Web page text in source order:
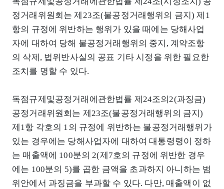
정거래위원회는 제23조(불공정거래행위의 금지) 제1
항의 규정에 위반하는 행위가 있을 때에는 당해사업
자에 대하여 당해 불공정거래행위의 중지, 계약조항
의 삭제, 법위반사실의 공표 기타 시정을 위한 필요한
조치를 명할 수 있다.
독점규제및공정거래에관한법률 제24조의2(과징금)
공정거래위원회는 제23조(불공정거래행위의 금지)
제1항 각호의 1의 규정에 위반하는 불공정거래행위가
있는 경우에는 당해사업자에 대하여 대통령령이 정하
는 매출액에 100분의 2(제7호의 규정에 위반한 경우
에는 100분의 5)를 곱한 금액을 초과하지 아니하는 범
위안에서 과징금을 부과할 수 있다. 다만, 매출액이 없